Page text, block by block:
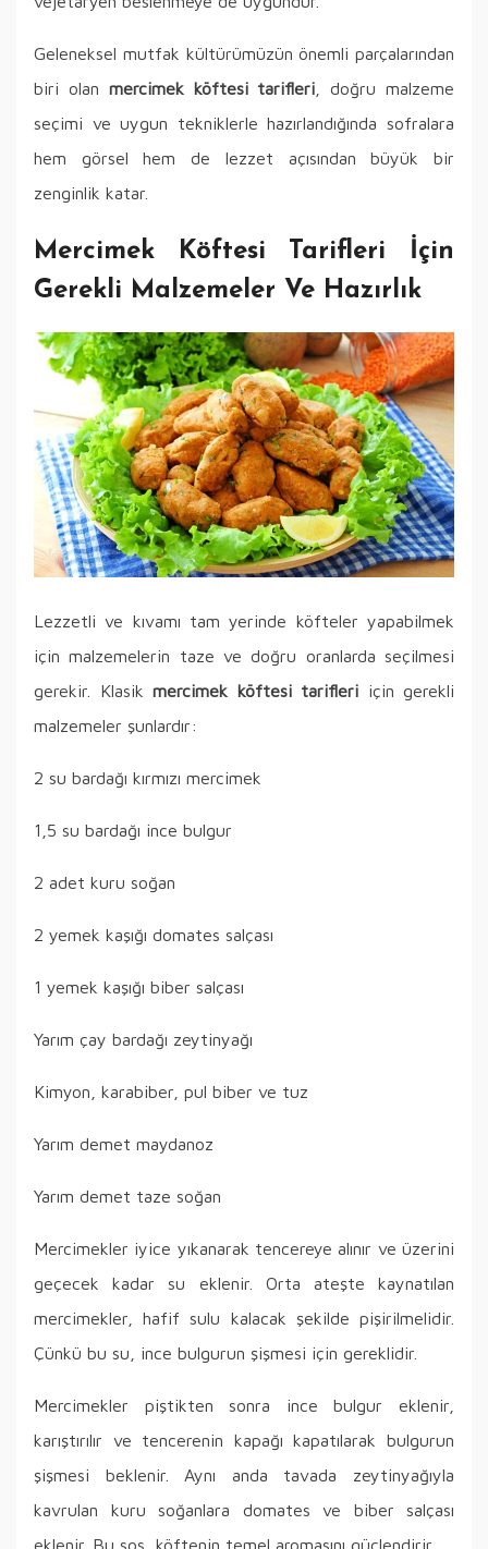
Geleneksel mutfak kültürümüzün önemli parçalarından
biri olan mercimek köftesi tarifleri , doğru malzeme
seçimi ve uygun tekniklerle hazırlandığında sofralara
hem görsel hem de lezzet açısından büyük bir
zenginlik katar.
Mercimek Köftesi Tarifleri İçin
Gerekli Malzemeler Ve Hazırlık
Lezzetli ve kıvamı tam yerinde köfteler yapabilmek
için malzemelerin taze ve doğru oranlarda seçilmesi
gerekir. Klasik mercimek köftesi tarifleri için gerekli
malzemeler şunlardır:
2 su bardağı kırmızı mercimek
1,5 su bardağı ince bulgur
2 adet kuru soğan
2 yemek kaşığı domates salçası
1 yemek kaşığı biber salçası
Yarım çay bardağı zeytinyağı
Kimyon, karabiber, pul biber ve tuz
Yarım demet maydanoz
Yarım demet taze soğan
Mercimekler iyice yıkanarak tencereye alınır ve üzerini
geçecek kadar su eklenir. Orta ateşte kaynatılan
mercimekler, hafif sulu kalacak şekilde pişirilmelidir.
Çünkü bu su, ince bulgurun şişmesi için gereklidir.
Mercimekler piştikten sonra ince bulgur eklenir,
karıştırılır ve tencerenin kapağı kapatılarak bulgurun
şişmesi beklenir. Aynı anda tavada zeytinyağıyla
kavrulan kuru soğanlara domates ve biber salçası
eklenir. Bu sos, köftenin temel aromasını güçlendirir.